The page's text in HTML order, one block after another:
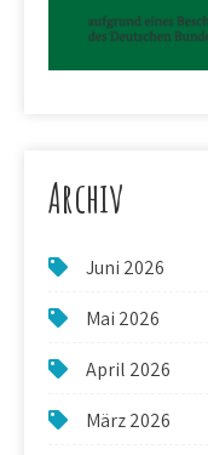
Archiv
Juni 2026
Mai 2026
April 2026
März 2026